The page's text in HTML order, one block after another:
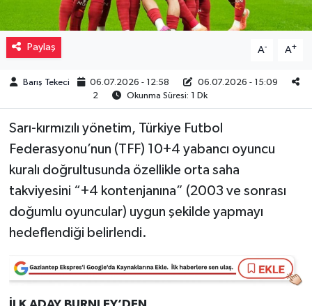
Paylaş A- A+
Barış Tekeci 06.07.2026 - 12:58
06.07.2026 - 15:09
2
Okunma Süresi: 1 Dk
Sarı-kırmızılı yönetim, Türkiye Futbol
Federasyonu’nun (TFF) 10+4 yabancı oyuncu
kuralı doğrultusunda özellikle orta saha
takviyesini “+4 kontenjanına” (2003 ve sonrası
doğumlu oyuncular) uygun şekilde yapmayı
hedeflendiği belirlendi.
Resmi İlanlar
Sağlık
Sinemalar
Siyaset
Spor
Teknoloji
Türkiye
Video Haber
Yaşam